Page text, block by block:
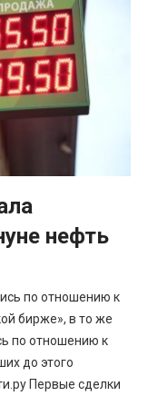
нефть
по отношению к
бирже», в то же
по отношению к
до этого
Первые сделки